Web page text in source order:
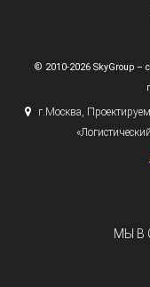
© 2010-2026 SkyGroup –
г.Москва,
«Логистический
МЫ В